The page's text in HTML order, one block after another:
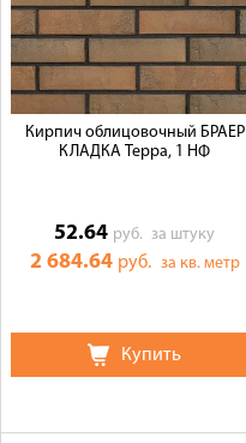
Кирпич облицовочный БРАЕР
КЛАДКА Терра, 1 НФ
52.64 руб.за штуку
2 684.64 руб. за кв. метр
Купить